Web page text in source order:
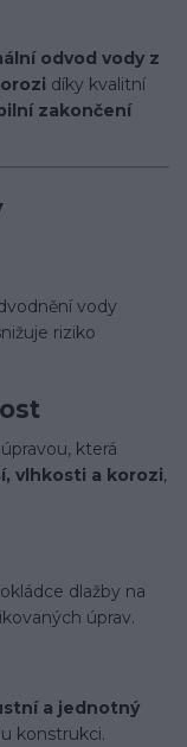
odvod vody z
díky kvalitní
zakončení
vody
riziko
která
vlhkosti a korozi,
dlažby na
úprav.
a jednotný
konstrukci.